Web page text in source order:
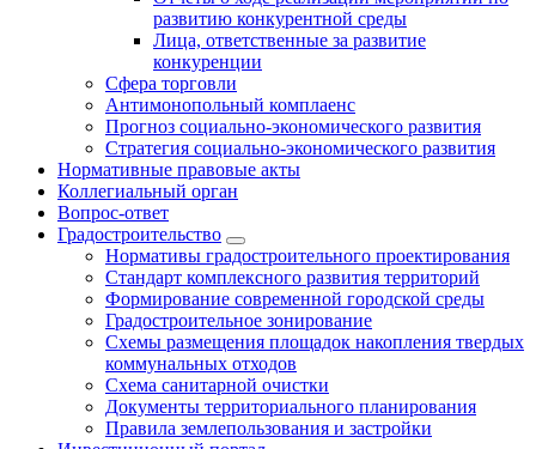
развитию конкурентной среды
Лица, ответственные за развитие
конкуренции
Сфера торговли
Антимонопольный комплаенс
Прогноз социально-экономического развития
Стратегия социально-экономического развития
Нормативные правовые акты
Коллегиальный орган
Вопрос-ответ
Градостроительство
Нормативы градостроительного проектирования
Стандарт комплексного развития территорий
Формирование современной городской среды
Градостроительное зонирование
Схемы размещения площадок накопления твердых
коммунальных отходов
Схема санитарной очистки
Документы территориального планирования
Правила землепользования и застройки